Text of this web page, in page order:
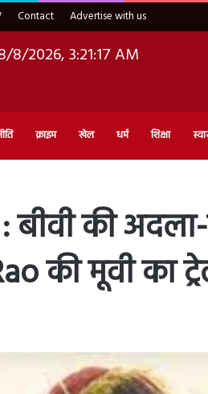
Contact Advertise with us
8/2026, 3:21:18 AM
क्राइम खेल धर्म शिक्षा
की
की मूवी का